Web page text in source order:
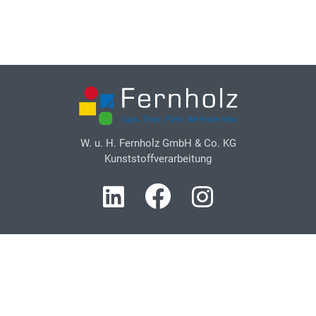
W. u. H. Fernholz GmbH & Co. KG
Kunststoffverarbeitung